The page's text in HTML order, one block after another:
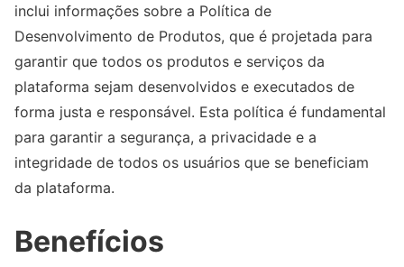
inclui informações sobre a Política de
Desenvolvimento de Produtos, que é projetada para
garantir que todos os produtos e serviços da
plataforma sejam desenvolvidos e executados de
forma justa e responsável. Esta política é fundamental
para garantir a segurança, a privacidade e a
integridade de todos os usuários que se beneficiam
da plataforma.
Benefícios